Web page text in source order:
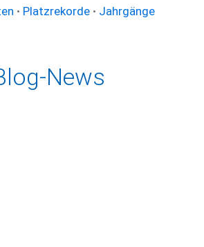
• Platzrekorde • Jahrgänge
News